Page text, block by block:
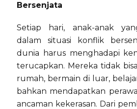
Bersenjata
Setiap hari, anak-anak
dalam situasi konflik
dunia harus menghadapi
terucapkan. Mereka tidak
rumah, bermain di luar,
bahkan mendapatkan
ancaman kekerasan. Dari